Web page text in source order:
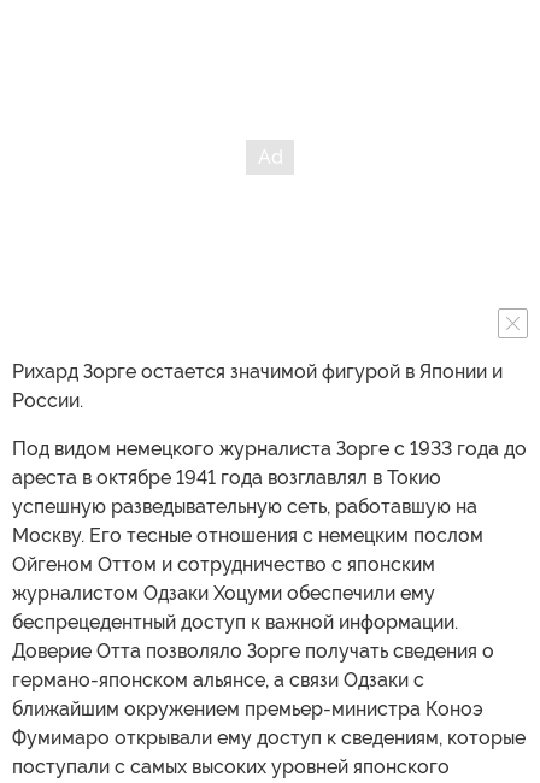
Рихард Зорге остается значимой фигурой в Японии и
России.
Под видом немецкого журналиста Зорге с 1933 года до
ареста в октябре 1941 года возглавлял в Токио
успешную разведывательную сеть, работавшую на
Москву. Его тесные отношения с немецким послом
Ойгеном Оттом и сотрудничество с японским
журналистом Одзаки Хоцуми обеспечили ему
беспрецедентный доступ к важной информации.
Доверие Отта позволяло Зорге получать сведения о
германо-японском альянсе, а связи Одзаки с
ближайшим окружением премьер-министра Коноэ
Фумимаро открывали ему доступ к сведениям, которые
поступали с самых высоких уровней японского